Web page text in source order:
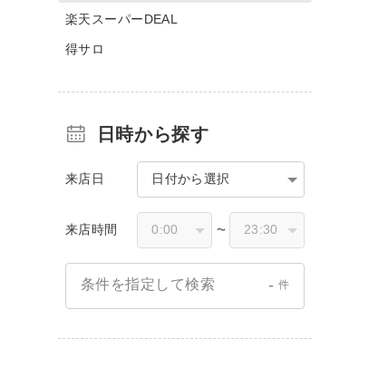
楽天スーパーDEAL
得サロ
日時から探す
来店日 日付から選択
来店時間 〜
条件を指定して検索 - 件